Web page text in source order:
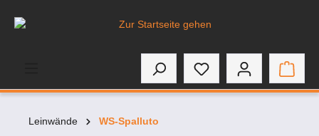
springen
Leinwände WS-Spalluto